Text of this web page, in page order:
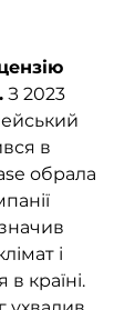
З 2023
в
обрала
і
в країні.